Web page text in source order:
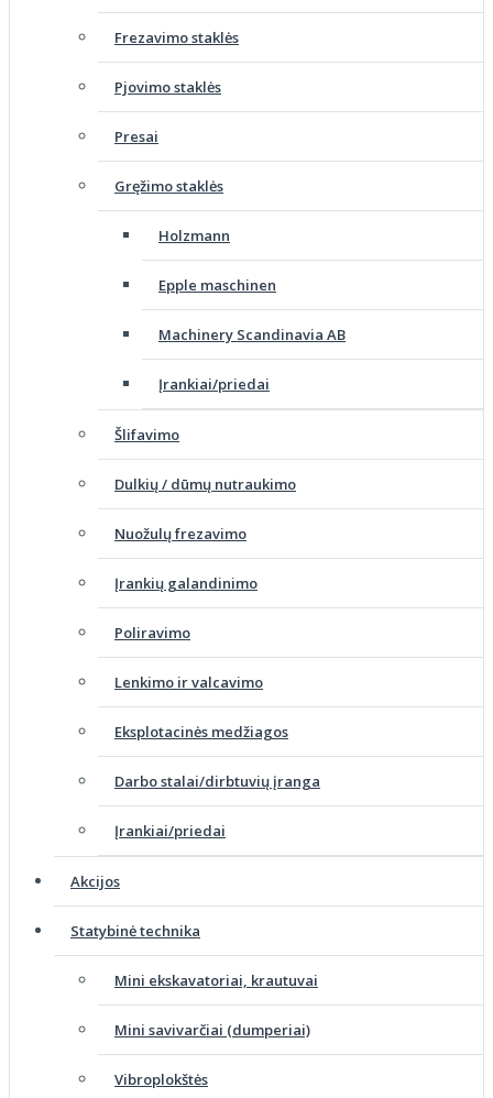
Frezavimo staklės
Pjovimo staklės
Presai
Gręžimo staklės
Holzmann
Epple maschinen
Machinery Scandinavia AB
Įrankiai/priedai
Šlifavimo
Dulkių / dūmų nutraukimo
Nuožulų frezavimo
Įrankių galandinimo
Poliravimo
Lenkimo ir valcavimo
Eksplotacinės medžiagos
Darbo stalai/dirbtuvių įranga
Įrankiai/priedai
Akcijos
Statybinė technika
Mini ekskavatoriai, krautuvai
Mini savivarčiai (dumperiai)
Vibroplokštės